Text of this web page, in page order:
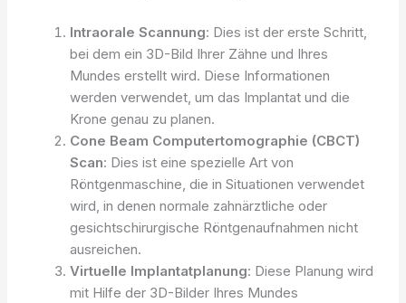
Intraorale Scannung: Dies ist der erste Schritt,
bei dem ein 3D-Bild Ihrer Zähne und Ihres
Mundes erstellt wird. Diese Informationen
werden verwendet, um das Implantat und die
Krone genau zu planen.
Cone Beam Computertomographie (CBCT)
Scan: Dies ist eine spezielle Art von
Röntgenmaschine, die in Situationen verwendet
wird, in denen normale zahnärztliche oder
gesichtschirurgische Röntgenaufnahmen nicht
ausreichen.
Virtuelle Implantatplanung: Diese Planung wird
mit Hilfe der 3D-Bilder Ihres Mundes